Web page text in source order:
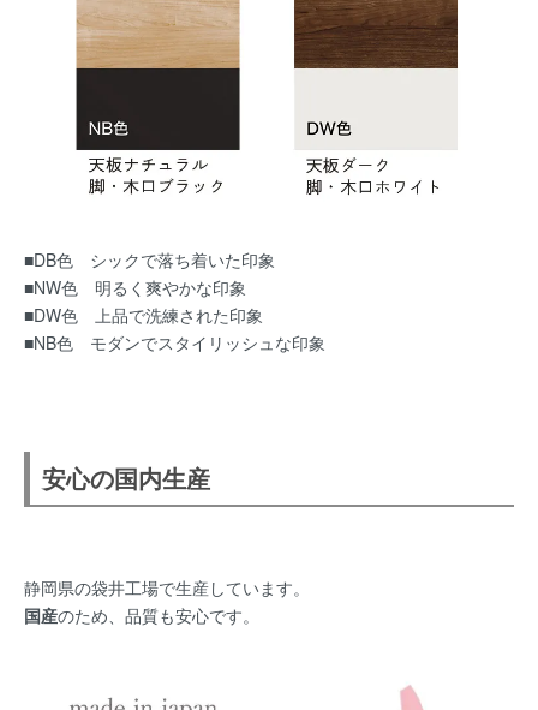
■DB色 シックで落ち着いた印象
■NW色 明るく爽やかな印象
■DW色 上品で洗練された印象
■NB色 モダンでスタイリッシュな印象
安心の国内生産
静岡県の袋井工場で生産しています。
国産のため、品質も安心です。